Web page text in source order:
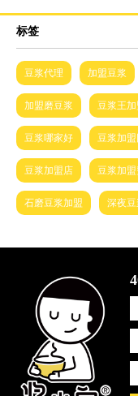
标签
豆浆代理 加盟豆浆
加盟磨豆浆 豆浆王加
豆浆哪家好 豆浆加盟
豆浆加盟店 豆浆加
石磨豆浆加盟 深夜